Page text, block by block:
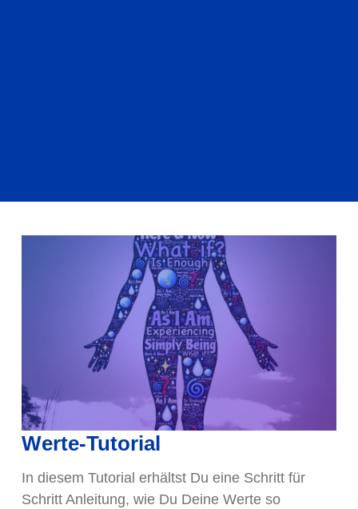
Werte-Tutorial
In diesem Tutorial erhältst Du eine Schritt für
Schritt Anleitung, wie Du Deine Werte so